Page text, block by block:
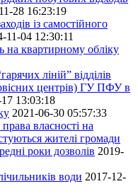
28 16:23:19
із самостійного
11-04 12:30:11
на квартирному обліку
ліній” відділів
центрів) ГУ ПФУ в
13:03:18
2021-06-30 05:57:33
власності на
жителі громади
роки дозволів 2019-
води 2017-12-